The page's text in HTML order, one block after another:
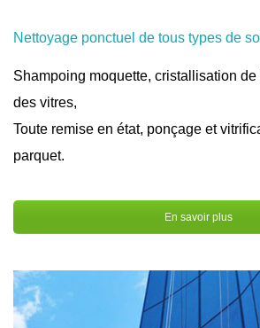
Nettoyage ponctuel de tous types de
Shampoing moquette, cristallisation
des vitres,
Toute remise en état, ponçage et
parquet.
En savoir plus